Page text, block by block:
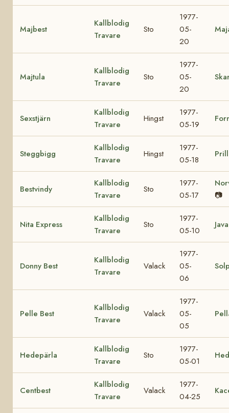
Majbest
Kallblodig
Travare
Sto
1977-
05-
20
Majtula
Kallblodig
Travare
Sto
1977-
05-
20
Sexstjärn
Kallblodig
Travare
Hingst
1977-
05-19
Steggbigg
Kallblodig
Travare
Hingst
1977-
05-18
Bestvindy
Kallblodig
Travare
Sto
1977-
05-17
📷
Nita Express
Kallblodig
Travare
Sto
1977-
05-10
Donny Best
Kallblodig
Travare
Valack
1977-
05-
06
Pelle Best
Kallblodig
Travare
Valack
1977-
05-
05
Hedepärla
Kallblodig
Travare
Sto
1977-
05-01
Centbest
Kallblodig
Travare
Valack
1977-
04-25